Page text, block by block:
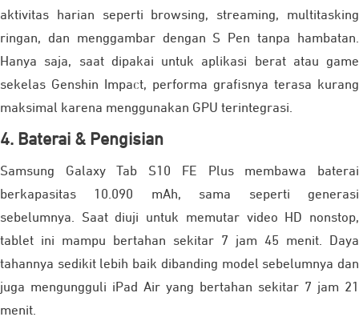
aktivitas harian seperti browsing, streaming, multitasking
ringan, dan menggambar dengan S Pen tanpa hambatan.
Hanya saja, saat dipakai untuk aplikasi berat atau game
sekelas Genshin Impact, performa grafisnya terasa kurang
maksimal karena menggunakan GPU terintegrasi.
4. Baterai & Pengisian
Samsung Galaxy Tab S10 FE Plus membawa baterai
berkapasitas 10.090 mAh, sama seperti generasi
sebelumnya. Saat diuji untuk memutar video HD nonstop,
tablet ini mampu bertahan sekitar 7 jam 45 menit. Daya
tahannya sedikit lebih baik dibanding model sebelumnya dan
juga mengungguli iPad Air yang bertahan sekitar 7 jam 21
menit.